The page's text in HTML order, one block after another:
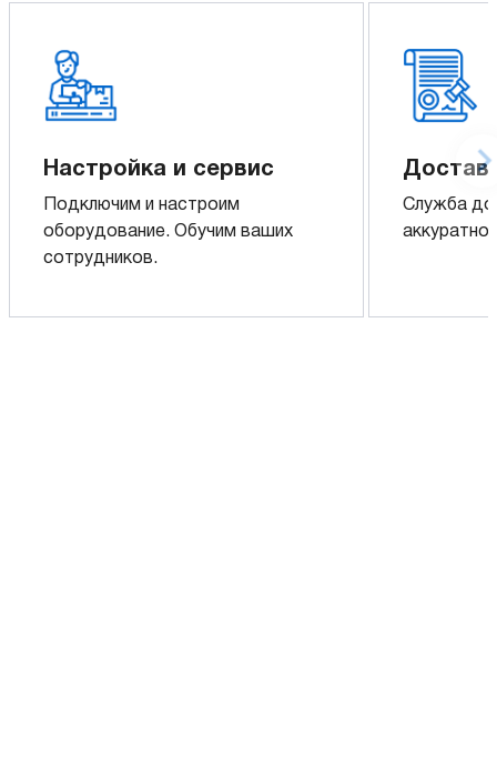
Настройка и сервис
Подключим и настроим
оборудование. Обучим ваших
сотрудников.
Служба
аккуратно